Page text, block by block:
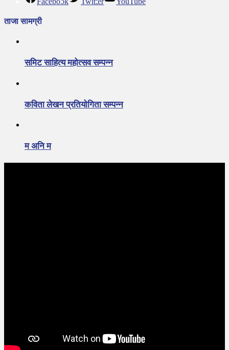
ताजा सामग्री
समिट साहित्य महोत्सव सम्पन्न
कविता लेखन प्रतियोगिता सम्पन्न
म अनि म